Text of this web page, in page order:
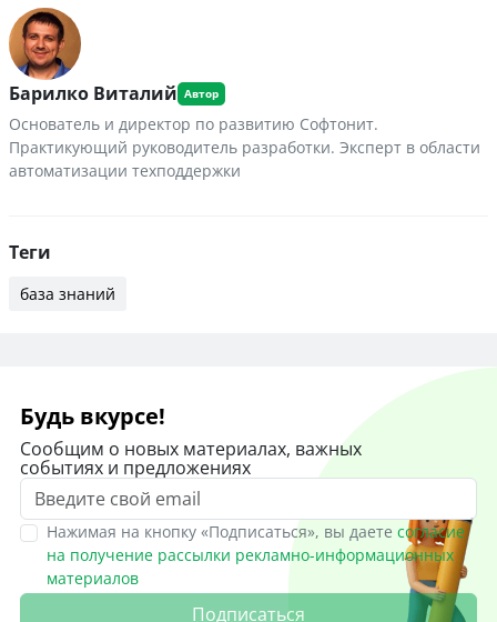
Барилко Виталий
Основатель и директор по развитию Софтонит.
Практикующий руководитель разработки. Эксперт в области
автоматизации техподдержки
Теги
база знаний
Будь вкурсе!
Сообщим о новых материалах, важных
событиях и предложениях
Нажимая на кнопку «Подписаться», вы даете согласие
на получение рассылки рекламно-информационных
материалов
Подписаться